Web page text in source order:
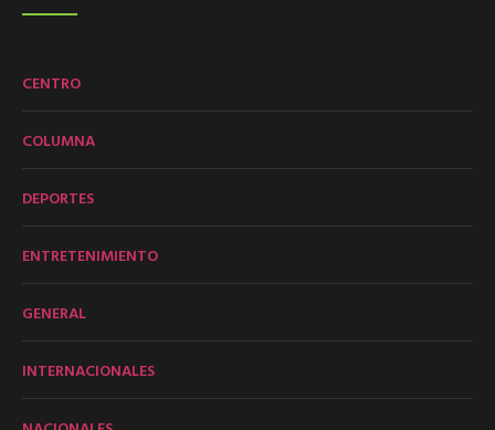
CENTRO
COLUMNA
DEPORTES
ENTRETENIMIENTO
GENERAL
INTERNACIONALES